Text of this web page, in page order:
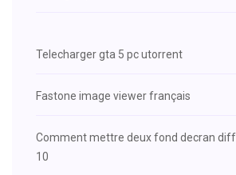
Telecharger gta 5 pc utorrent
Fastone image viewer français
Comment mettre deux fond decran
10